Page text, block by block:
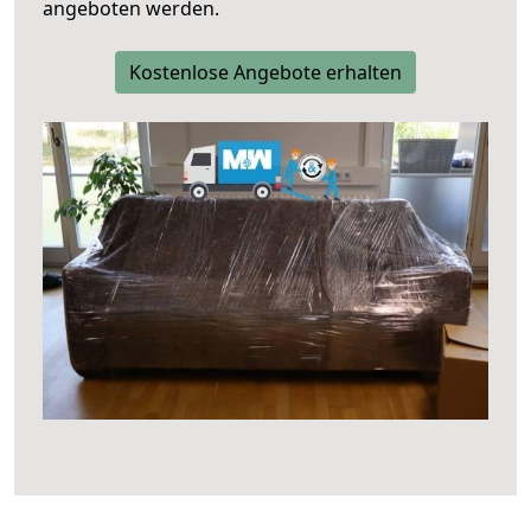
angeboten werden.
Kostenlose Angebote erhalten